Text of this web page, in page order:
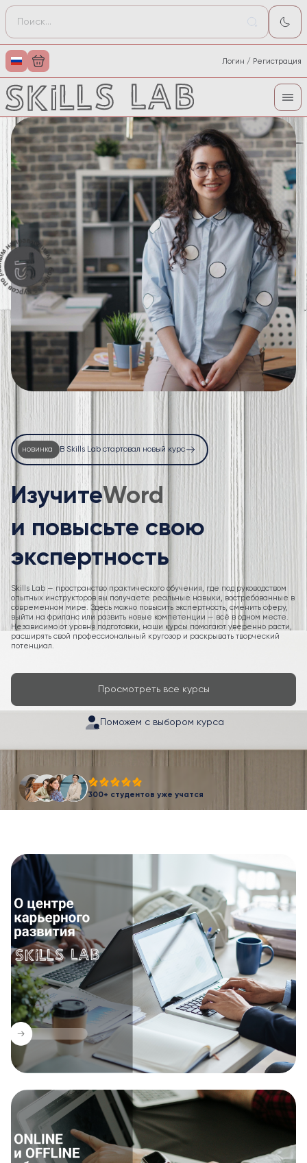
Логин / Регистрация
новинка В Skills Lab стартовал новый курс
ИзучитеExcel
и повысьте свою
экспертность
Skills Lab — пространство практического обучения, где под руководством
опытных инструкторов вы получаете реальные навыки, востребованные в
современном мире. Здесь можно повысить экспертность, сменить сферу,
выйти на фриланс или развить новые компетенции — всё в одном месте.
Независимо от уровня подготовки, наши курсы помогают уверенно расти,
расширять свой профессиональный кругозор и раскрывать творческий
потенциал.
Просмотреть все курсы
Поможем с выбором курса
300+ студентов уже учатся